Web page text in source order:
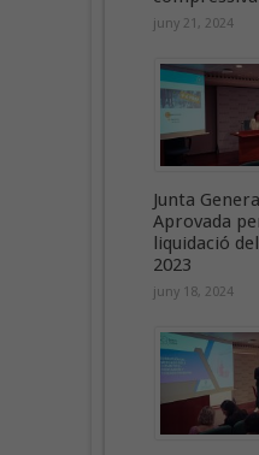
juny 21, 2024
Junta
Aprovada
liquidació
2023
juny 18, 2024